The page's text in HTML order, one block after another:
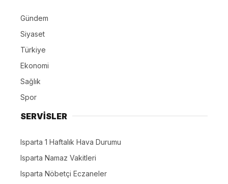
Gündem
Siyaset
Türkiye
Ekonomi
Sağlık
Spor
SERVİSLER
Isparta 1 Haftalık Hava Durumu
Isparta Namaz Vakitleri
Isparta Nöbetçi Eczaneler